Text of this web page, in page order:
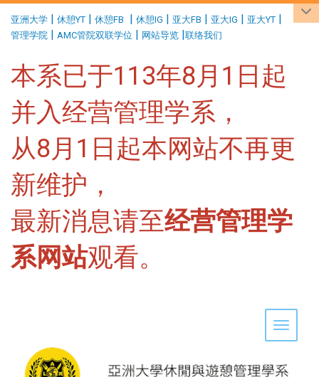
亚洲大学 | 休憩YT | 休憩FB | 休憩IG | 亚大FB | 亚大IG | 亚大YT |
管理学院 | AMC管院双联学位 | 网站导览 |联络我们
本系已于113年8月1日起
并入经营管理学系，
从8月1日起本网站不再更
新维护，
最新消息请至经营管理学
系网站观看。
Toggle